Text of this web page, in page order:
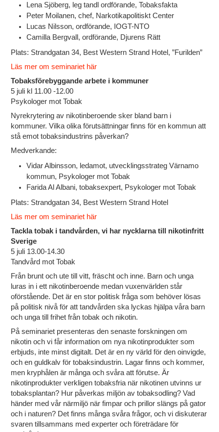
Lena Sjöberg, leg tandl ordförande, Tobaksfakta
Peter Moilanen, chef, Narkotikapolitiskt Center
Lucas Nilsson, ordförande, IOGT-NTO
Camilla Bergvall, ordförande, Djurens Rätt
Plats: Strandgatan 34, Best Western Strand Hotel, ”Furilden”
Läs mer om seminariet här
Tobaksförebyggande arbete i kommuner
5 juli kl 11.00 -12.00
Psykologer mot Tobak
Nyrekrytering av nikotinberoende sker bland barn i
kommuner. Vilka olika förutsättningar finns för en kommun att
stå emot tobaksindustrins påverkan?
Medverkande:
Vidar Albinsson, ledamot, utvecklingsstrateg Värnamo
kommun, Psykologer mot Tobak
Farida Al Albani, tobaksexpert, Psykologer mot Tobak
Plats: Strandgatan 34, Best Western Strand Hotel
Läs mer om seminariet här
Tackla tobak i tandvården, vi har nycklarna till nikotinfritt
Sverige
5 juli 13.00-14.30
Tandvård mot Tobak
Från brunt och ute till vitt, fräscht och inne. Barn och unga
luras in i ett nikotinberoende medan vuxenvärlden står
oförstående. Det är en stor politisk fråga som behöver lösas
på politisk nivå för att tandvården ska lyckas hjälpa våra barn
och unga till frihet från tobak och nikotin.
På seminariet presenteras den senaste forskningen om
nikotin och vi får information om nya nikotinprodukter som
erbjuds, inte minst digitalt. Det är en ny värld för den oinvigde,
och en guldkalv för tobaksindustrin. Lagar finns och kommer,
men kryphålen är många och svåra att förutse. Är
nikotinprodukter verkligen tobaksfria när nikotinen utvinns ur
tobaksplantan? Hur påverkas miljön av tobaksodling? Vad
händer med vår närmiljö när fimpar och prillor slängs på gator
och i naturen? Det finns många svåra frågor, och vi diskuterar
svaren tillsammans med experter och företrädare för